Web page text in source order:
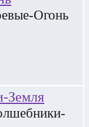
Огонь
Земля